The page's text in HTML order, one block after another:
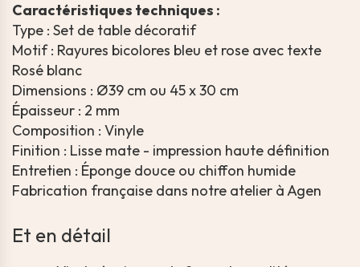
Caractéristiques techniques :
Type : Set de table décoratif
Motif : Rayures bicolores bleu et rose avec texte
Rosé blanc
Dimensions : Ø39 cm ou 45 x 30 cm
Épaisseur : 2 mm
Composition : Vinyle
Finition : Lisse mate - impression haute définition
Entretien : Éponge douce ou chiffon humide
Fabrication française dans notre atelier à Agen
Et en détail